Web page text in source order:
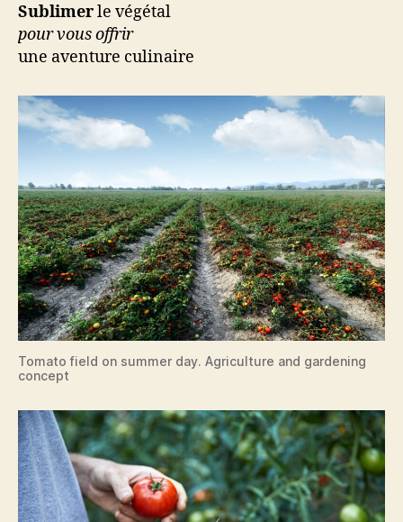
Sublimerle végétal
pour vous offrir
une aventure culinaire
Tomato field on summer day. Agriculture and gardening
concept